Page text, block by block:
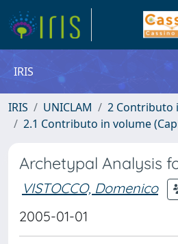
IRIS
IRIS UNICLAM
2 Contributo
2.1 Contributo in volume
Archetypal Analysis
VISTOCCO, Domenico
2005-01-01